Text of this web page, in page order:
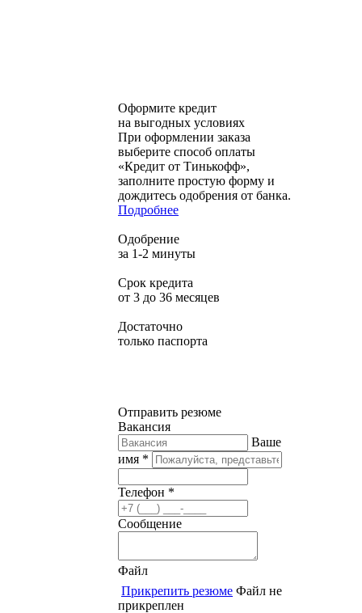
Оформите кредит
на выгодных условиях
При оформлении заказа
выберите способ оплаты
«Кредит от Тинькофф»,
заполните простую форму и
дождитесь одобрения от банка.
Подробнее
Одобрение
за 1-2 минуты
Срок кредита
от 3 до 36 месяцев
Достаточно
только паспорта
Отправить резюме
Вакансия
Ваше
имя *
Телефон *
Сообщение
Файл
Прикрепить резюме Файл не
прикреплен